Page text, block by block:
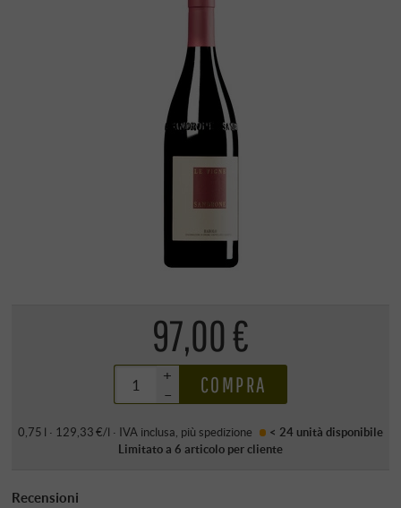
97,00 €
+
–
COMPRA
0,75 l · 129,33 €/l · IVA inclusa , più spedizione < 24 unità disponibile
Limitato a 6 articolo per cliente
Recensioni